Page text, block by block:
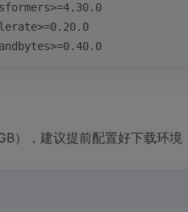
），建议提前配置好下载环境